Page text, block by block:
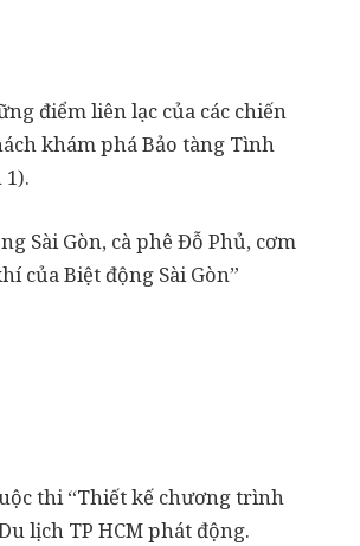
điểm liên lạc của các chiến
khám phá Bảo tàng Tình
Sài Gòn, cà phê Đỗ Phủ, cơm
của Biệt động Sài Gòn”
thi “Thiết kế chương trình
lịch TP HCM phát động.